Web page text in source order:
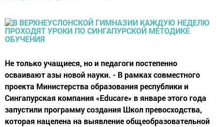
Не только учащиеся, но и педагоги постепенно
осваивают азы новой науки. - В рамках совместного
проекта Министерства образования республики и
Сингапурская компания «Educare» в январе этого года
запустили программу создания Школ превосходства,
которая нацелена на выявление общеобразовательной